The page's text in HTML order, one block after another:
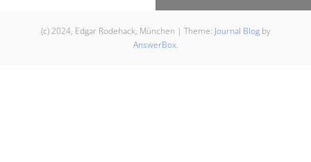
(c) 2024, Edgar Rodehack, München | Theme: Journal Blog by
AnswerBox.